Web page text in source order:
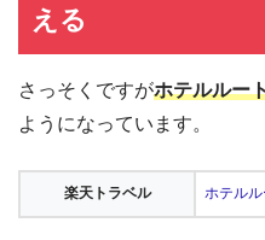
える
さっそくですがホテルルー
ようになっています。
楽天トラベル ホテル